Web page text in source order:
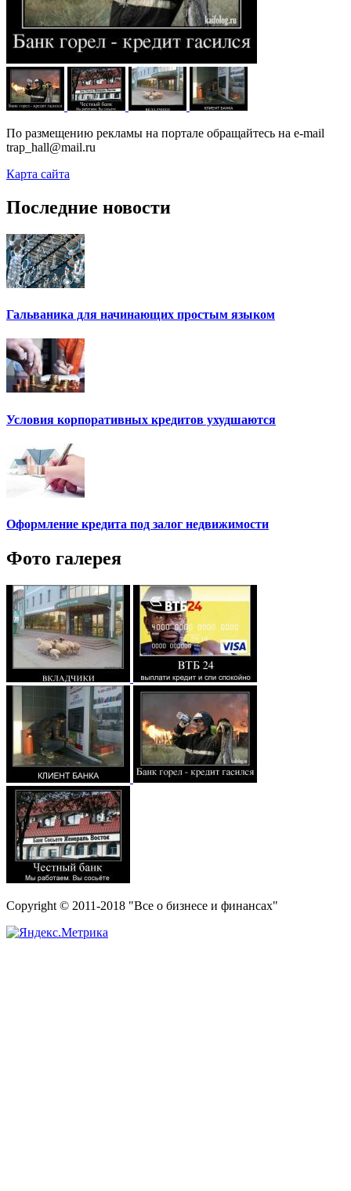
По размещению рекламы на портале обращайтесь на e-mail
trap_hall@mail.ru
Карта сайта
Последние новости
Гальваника для начинающих простым языком
Условия корпоративных кредитов ухудшаются
Оформление кредита под залог недвижимости
Фото галерея
Copyright © 2011-2018 "Все о бизнесе и финансах"